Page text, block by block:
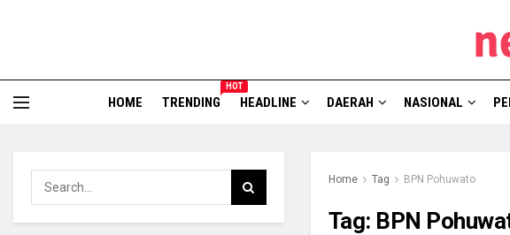
HOME TRENDING
HOT
HEADLINE DAERAH NASIONAL
Home Tag BPN Pohuwato
Tag: BPN